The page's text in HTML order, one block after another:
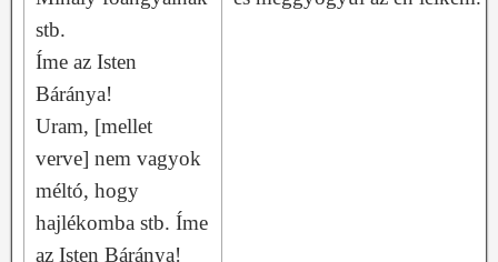
stb.
Íme az Isten
Báránya!
Uram, [mellet
verve] nem vagyok
méltó, hogy
hajlékomba stb. Íme
az Isten Báránya!